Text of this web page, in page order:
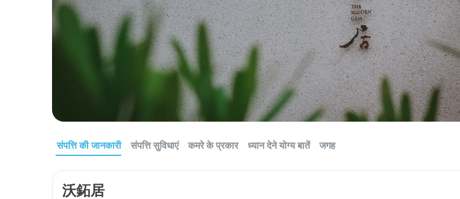
संपत्ति की जानकारी संपत्ति सुविधाएं कमरे के प्रकार ध्यान देने योग्य बातें जगह
沃鉐居